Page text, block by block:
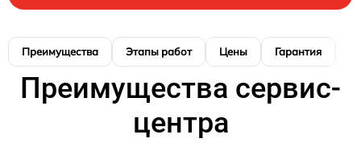
Преимущества Этапы работ Цены Гарантия
Преимущества сервис-
центра